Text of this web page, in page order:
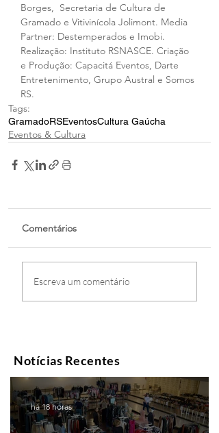
Borges,  Secretaria de Cultura de
Gramado e Vitivinícola Jolimont. Media
Partner: Destemperados e Imobi.
Realização: Instituto RSNASCE. Criação
e Produção: Capacitá Eventos, Darte
Entretenimento, Grupo Austral e Somos
RS.
Tags:
GramadoRSEventosCultura Gaúcha
Eventos & Cultura
Comentários
Escreva um comentário
Notícias Recentes
há 18 horas